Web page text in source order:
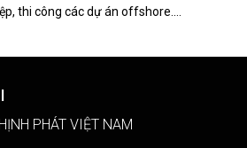
thi công các dự án offshore.
PHÁT VIỆT NAM